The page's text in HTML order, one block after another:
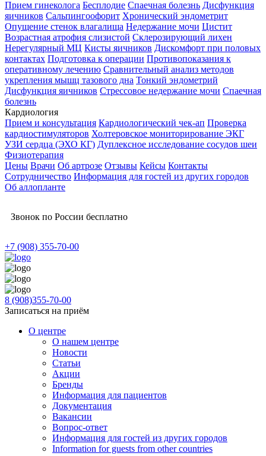
Прием гинеколога Бесплодие Спаечная болезнь Дисфункция
яичников Сальпингоофорит Хронический эндометрит
Опущение стенок влагалища Недержание мочи Цистит
Возрастная атрофия слизистой Склерозирующий лихен
Нерегулярный МЦ Кисты яичников Дискомфорт при половых
контактах Подготовка к операции Противопоказания к
оперативному лечению Сравнительный анализ методов
укрепления мышц тазового дна Тонкий эндометрий
Дисфункция яичников Стрессовое недержание мочи Спаечная
болезнь
Кардиология
Прием и консультация Кардиологический чек-ап Проверка
кардиостимуляторов Холтеровское мониторирование ЭКГ
УЗИ сердца (ЭХО КГ) Дуплексное исследование сосудов шеи
Физиотерапия
Цены Врачи Об артрозе Отзывы Кейсы Контакты
Сотрудничество Информация для гостей из других городов
Об аллопланте
Звонок по России бесплатно
+7 (908) 355-70-00
8 (908)355-70-00
Записаться на приём
О центре
О нашем центре
Новости
Статьи
Акции
Бренды
Информация для пациентов
Документация
Вакансии
Вопрос-ответ
Информация для гостей из других городов
Information for guests from other countries